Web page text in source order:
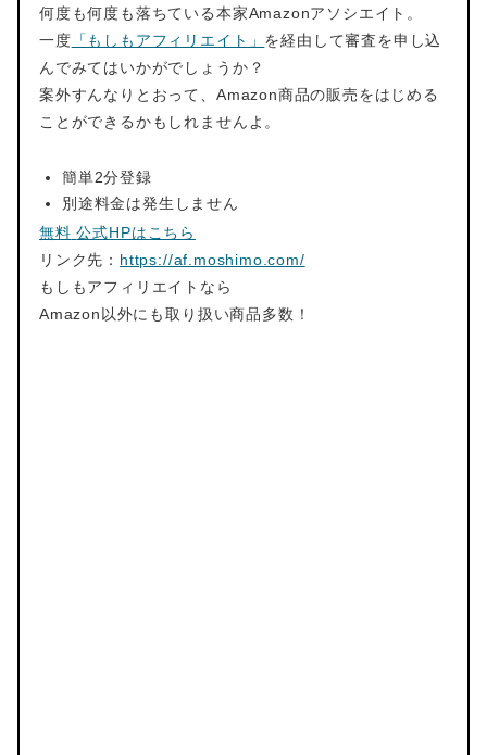
何度も何度も落ちている本家Amazonアソシエイト。
一度 「もしもアフィリエイト」 を経由して審査を申し込
んでみてはいかがでしょうか？
案外すんなりとおって、Amazon商品の販売をはじめる
ことができるかもしれませんよ。
簡単2分登録
別途料金は発生しません
無料 公式HPはこちら
リンク先： https://af.moshimo.com/
もしもアフィリエイトなら
Amazon以外にも取り扱い商品多数！